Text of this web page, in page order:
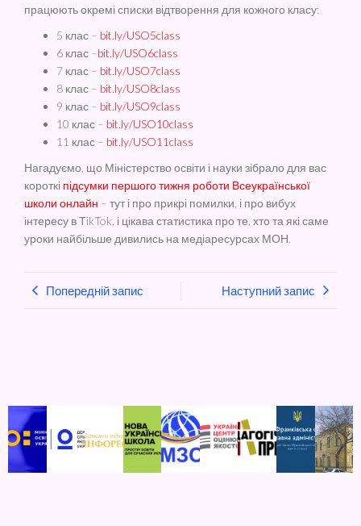
працюють окремі списки відтворення для кожного класу:
5 клас – bit.ly/USO5class
6 клас –bit.ly/USO6class
7 клас – bit.ly/USO7class
8 клас – bit.ly/USO8class
9 клас – bit.ly/USO9class
10 клас – bit.ly/USO10class
11 клас – bit.ly/USO11class
Нагадуємо, що Міністерство освіти і науки зібрало для вас
короткі підсумки першого тижня роботи Всеукраїнської
школи онлайн – тут і про прикрі помилки, і про вибух
інтересу в ТikTok, і цікава статистика про те, хто та які саме
уроки найбільше дивились на медіаресурсах МОН.
Попередній запис Наступний запис